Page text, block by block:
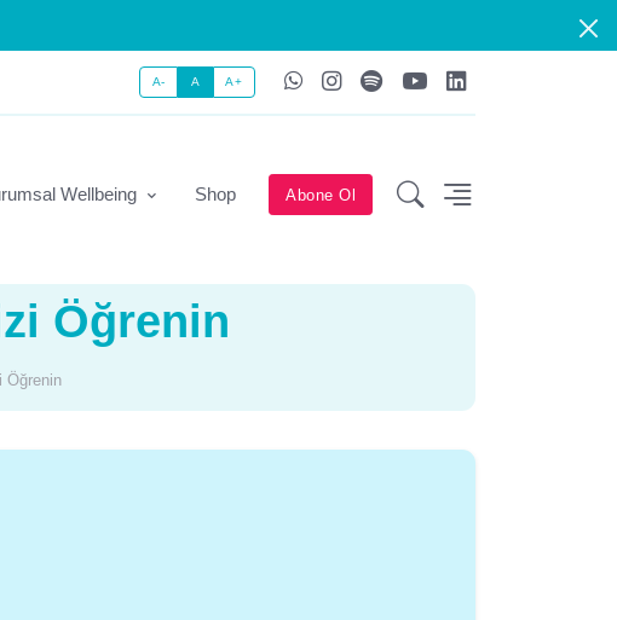
A- A A+
Wellbeing Shop Abone Ol
Öğrenin
Öğrenin